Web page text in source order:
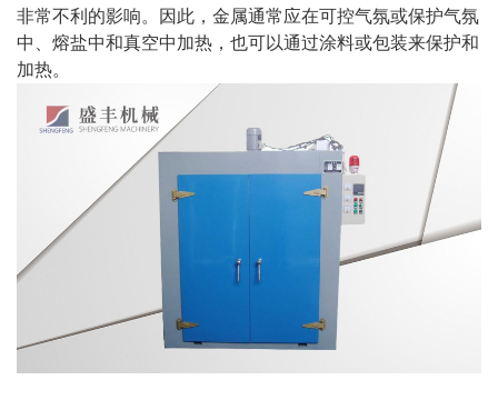
非常不利的影响。因此，金属通常应在可控气氛或保护气氛
中、熔盐中和真空中加热，也可以通过涂料或包装来保护和
加热。